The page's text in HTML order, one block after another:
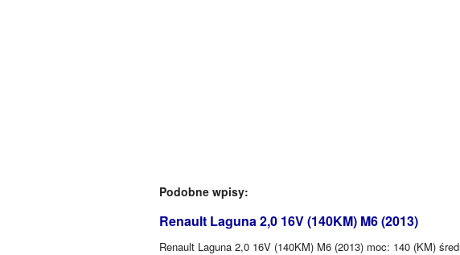
Podobne wpisy:
Renault Laguna 2,0 16V (140KM) M6 (2013)
Renault Laguna 2,0 16V (140KM) M6 (2013) moc: 140 (KM)